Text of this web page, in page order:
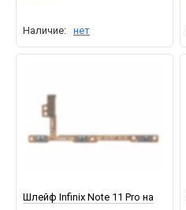
Наличие: нет
Шлейф Infinix Note 11 Pro на